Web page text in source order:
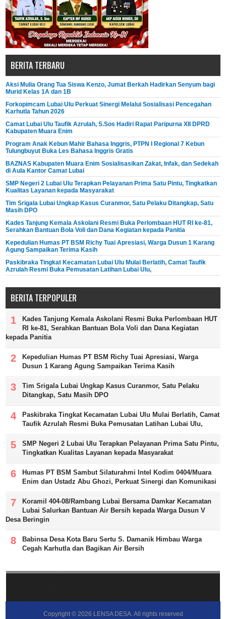
BERITA TERBARU
Aksi Mulia Orang Tua Siswa Kenzo, Jumat Berkah Hadirkan Senyum bagi
Murid Kelas 1A dan 1B
Forkopimcam Lubai Ulu Perkuat Sinergi Melalui Sosialisasi Pencegahan
Karhutla Tahun 2026
Camat Lubai Ulu Taufik Azrulah, S.Sos Hadiri Rapat Paripurna XII DPRD
Kabupaten Muara Enim
Program Anak Kebun Mahir Bahasa Inggris, PTPN I Regional 7 Kebun
Tulungbuyut Buka Les Bahasa Inggris Gratis
BAZNAS Kabupaten Muara Enim Sosialisasikan Zakat, Infak, dan Sedekah
di Aula Kantor Camat Lubai
SMP Negeri 2 Lubai Ulu Terapkan Pelayanan Prima Satu Pintu, Tingkatkan
Kualitas Layanan kepada Masyarakat
Tim Srigala Lubai Ungkap Kasus Curanmor, Satu Pelaku Ditangkap, Satu
Masih DPO
Kades Tanjung Kemala Askolani Resmi Buka Perlombaan HUT RI ke-81,
Serahkan Bantuan Bola Voli dan Dana Kegiatan kepada Panitia
Kepedulian Humas PT BSM Richy Tuai Apresiasi, Warga Dusun 1 Karang
Agung Sampaikan Terima Kasih
Paskibraka Tingkat Kecamatan Lubai Ulu Mulai Berlatih, Camat Taufik
Azrulah Resmi Buka Pemusatan Latihan Lubai Ulu,
BERITA TERPOPULER
Kades Tanjung Kemala Askolani Resmi Buka Perlombaan HUT
RI ke-81, Serahkan Bantuan Bola Voli dan Dana Kegiatan
kepada Panitia
Kepedulian Humas PT BSM Richy Tuai Apresiasi, Warga
Dusun 1 Karang Agung Sampaikan Terima Kasih
Tim Srigala Lubai Ungkap Kasus Curanmor, Satu Pelaku
Ditangkap, Satu Masih DPO
Paskibraka Tingkat Kecamatan Lubai Ulu Mulai Berlatih, Camat
Taufik Azrulah Resmi Buka Pemusatan Latihan Lubai Ulu,
SMP Negeri 2 Lubai Ulu Terapkan Pelayanan Prima Satu Pintu,
Tingkatkan Kualitas Layanan kepada Masyarakat
Humas PT BSM Sambut Silaturahmi Intel Kodim 0404/Muara
Enim dan Ustadz Abu Ghozi, Perkuat Sinergi dan Komunikasi
Koramil 404-08/Rambang Lubai Bersama Damkar Kecamatan
Lubai Salurkan Bantuan Air Bersih kepada Warga Dusun V
Desa Beringin
Babinsa Desa Kota Baru Sertu S. Damanik Himbau Warga
Cegah Karhutla dan Bagikan Air Bersih
Copyright © 2026 LENSA DESA. All rights reserved